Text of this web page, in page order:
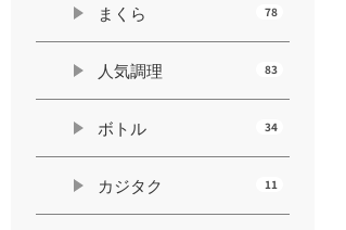
まくら 78
人気調理 83
ボトル 34
カジタク 11